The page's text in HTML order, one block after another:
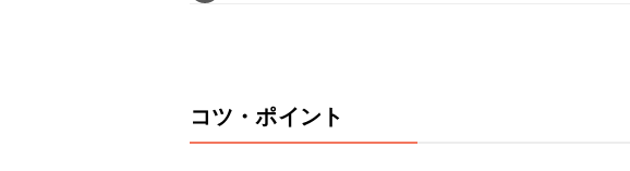
コツ・ポイント